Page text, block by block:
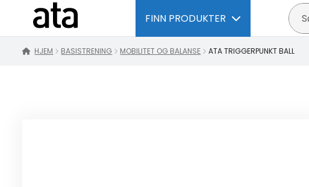
FINN PRODUKTER
Søk
etter:
HJEM BASISTRENING MOBILITET OG BALANSE ATA TRIGGERPUNKT BALL